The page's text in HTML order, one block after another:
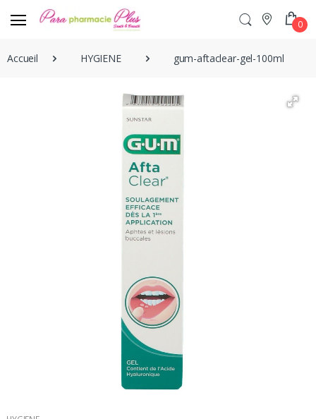
0
Accueil HYGIENE gum-aftaclear-gel-100ml